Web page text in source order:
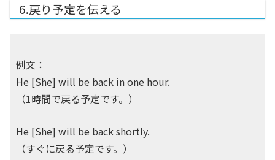
6.戻り予定を伝える
例文：
He [She] will be back in one hour.
（1時間で戻る予定です。）
He [She] will be back shortly.
（すぐに戻る予定です。）